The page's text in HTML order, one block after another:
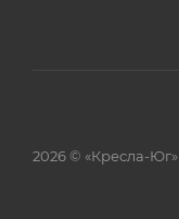
2026 © «Кресла-Юг»